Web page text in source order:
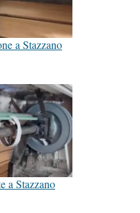
a Stazzano
a Stazzano